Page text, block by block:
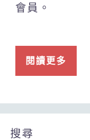
會員。
閱讀更多
搜尋